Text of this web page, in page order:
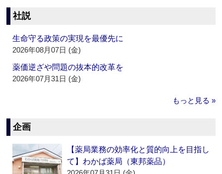
社説
生命守る政策の実現を最優先に
2026年08月07日 (金)
薬価逆ざや問題の抜本的改革を
2026年07月31日 (金)
もっと見る »
企画
【薬局業務の効率化と質的向上を目指し
て】わかば薬局（東邦薬品）